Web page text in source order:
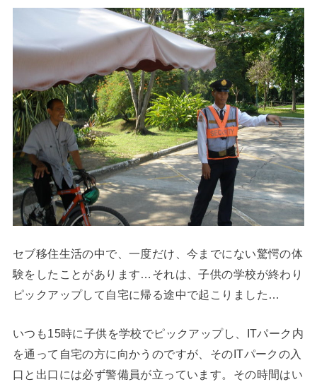
セブ移住生活の中で、一度だけ、今までにない驚愕の体
験をしたことがあります…それは、子供の学校が終わり
ピックアップして自宅に帰る途中で起こりました…
いつも15時に子供を学校でピックアップし、ITパーク内
を通って自宅の方に向かうのですが、そのITパークの入
口と出口には必ず警備員が立っています。その時間はい